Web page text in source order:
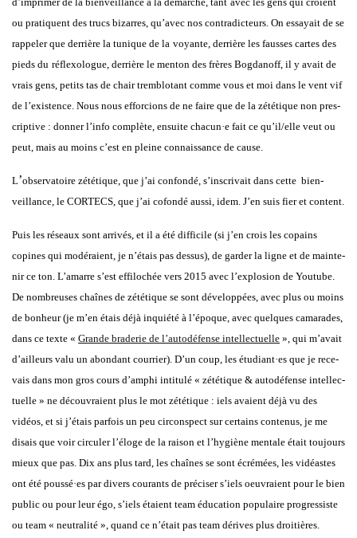
ou pra­tiquent des trucs bizarres, qu’avec nos contra­dic­teurs. On essayait de se
rap­pe­ler que der­rière la tunique de la voyante, der­rière les fausses cartes des
pieds du réflexo­logue, der­rière le men­ton des frères Bog­da­noff, il y avait de
vrais gens, petits tas de chair trem­blo­tant comme vous et moi dans le vent vif
de l’existence. Nous nous effor­cions de ne faire que de la zété­tique non pres­
crip­tive : donnerl’info com­plète, ensuite chacun·e fait ce qu’il/elle veut ou
peut, mais au moins c’est en pleine connais­sance de cause.
L’obser­va­toire zété­tique, que j’ai confon­dé, s’ins­cri­vait dans cette bien­
veillance, le CORTECS, que j’ai cofon­dé aus­si, idem. J’en suis fier et content.
Puis les réseaux sont arri­vés, et il a été dif­fi­cile (si j’en crois les copains
copines qui modé­raient, je n’étais pas des­sus), de gar­der la ligne et de main­te­
nir ce ton. L’amarre s’est effi­lo­chée vers 2015 avec l’explosion de You­tube.
De nom­breuses chaînes de zété­tique se sont déve­lop­pées, avec plus ou moins
de bon­heur (je m’en étais déjà inquié­té à l’époque, avec quelques cama­rades,
dans ce texte « Grande bra­de­rie de l’autodéfense intel­lec­tuelle », qui m’avait
d’ailleurs valu un abon­dant cour­rier). D’un coup, les étudiant·es que je rece­
vais dans mon gros cours d’amphi inti­tu­lé « zété­tique & auto­dé­fense intel­lec­
tuelle » ne décou­vraient plus le mot zété­tique : iels avaient déjà vu des
vidéos, et si j’étais par­fois un peu cir­cons­pect sur cer­tains conte­nus, je me
disais que voir cir­cu­ler l’éloge de la rai­son et l’hygiène men­tale était tou­jours
mieux que pas. Dix ans plus tard, les chaînes se sont écré­mées, les vidéastes
ont été poussé·es par divers cou­rants de pré­ci­ser s’iels oeu­vraient pour le bien
public ou pour leur égo, s’iels étaient team édu­ca­tion popu­laire pro­gres­siste
ou team « neu­tra­li­té », quand ce n’était pas team dérives plus droi­tières.